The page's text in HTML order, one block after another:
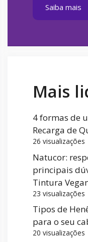
Saiba mais
Mais
4 formas de
Recarga de
26 visualizações
Natucor:
principais
Tintura
23 visualizações
Tipos de
para o seu
20 visualizações